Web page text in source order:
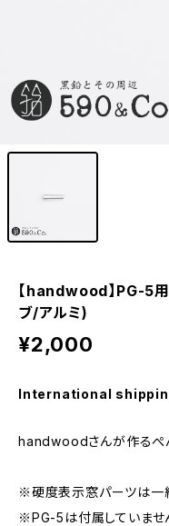
【handwood】PG-5
ブ/アルミ)
¥2,000
International
handwoodさんが作るぺ
※硬度表示窓パーツは一
※PG-5は付属していませ